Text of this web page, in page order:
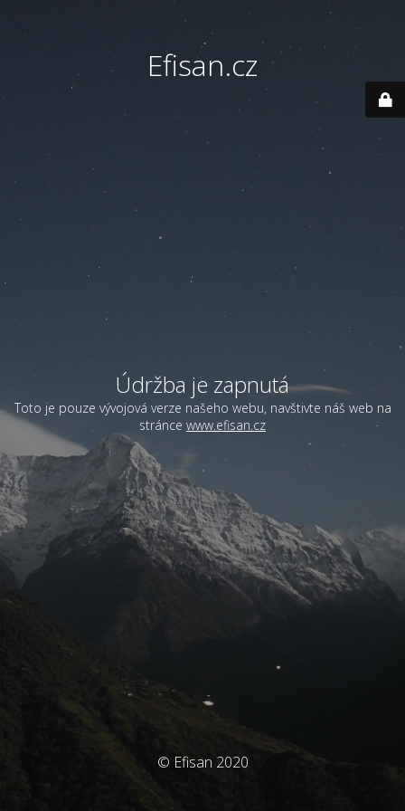
Efisan.cz
Údržba je zapnutá
Toto je pouze vývojová verze našeho webu, navštivte náš web na
stránce www.efisan.cz
© Efisan 2020